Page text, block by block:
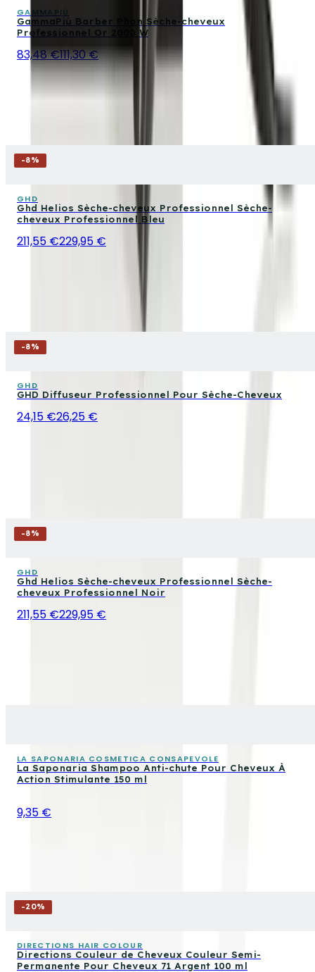
GAMMAPIÙ
GammaPiù Barber Phon Sèche-cheveux
Professionnel Or 2000 W
83,48 €111,30 €
-8%
GHD
Ghd Helios Sèche-cheveux Professionnel Sèche-
cheveux Professionnel Bleu
211,55 €229,95 €
-8%
GHD
GHD Diffuseur Professionnel Pour Sèche-Cheveux
24,15 €26,25 €
-8%
GHD
Ghd Helios Sèche-cheveux Professionnel Sèche-
cheveux Professionnel Noir
211,55 €229,95 €
LA SAPONARIA COSMETICA CONSAPEVOLE
La Saponaria Shampoo Anti-chute Pour Cheveux À
Action Stimulante 150 ml
9,35 €
-20%
DIRECTIONS HAIR COLOUR
Directions Couleur de Cheveux Couleur Semi-
Permanente Pour Cheveux 71 Argent 100 ml